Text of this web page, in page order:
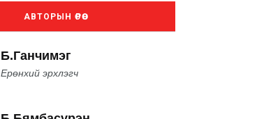
АВТОРЫН ӨРӨӨ
Б.Ганчимэг
Ерөнхий эрхлэгч